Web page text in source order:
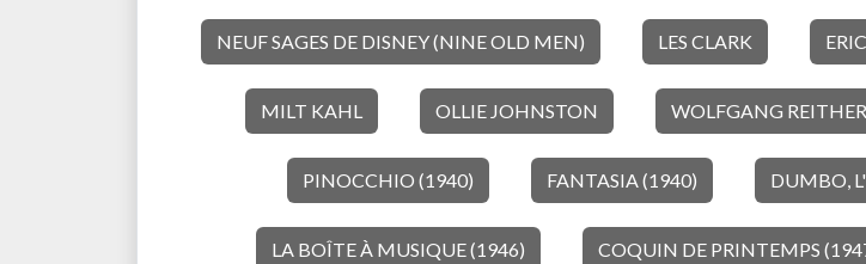
NEUF SAGES DE DISNEY (NINE OLD MEN) LES CLARK
MILT KAHL OLLIE JOHNSTON WOLFGANG
PINOCCHIO (1940) FANTASIA (1940) DUMBO,
LA BOÎTE À MUSIQUE (1946) COQUIN DE PRINTEMPS